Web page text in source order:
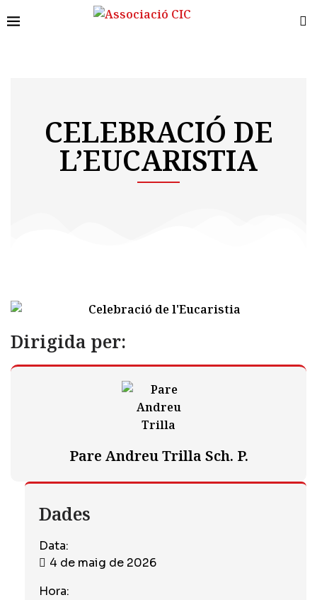
CELEBRACIÓ DE
L’EUCARISTIA
Dirigida per:
Pare Andreu Trilla Sch. P.
Dades
Data:
4 de maig de 2026
Hora: